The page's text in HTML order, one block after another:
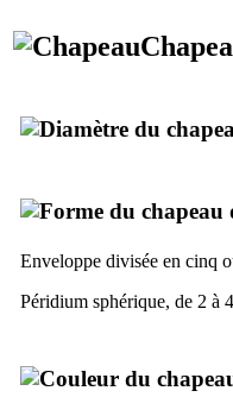
Enveloppe divisée en cinq
Péridium sphérique, de 2 à